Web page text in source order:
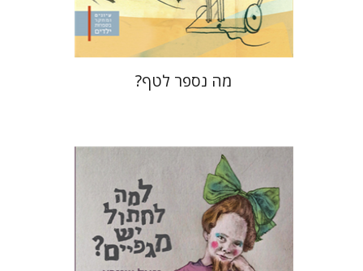
$35
$32
מה נספר לטף?
יגאל שוורץ
תמי ישראלי